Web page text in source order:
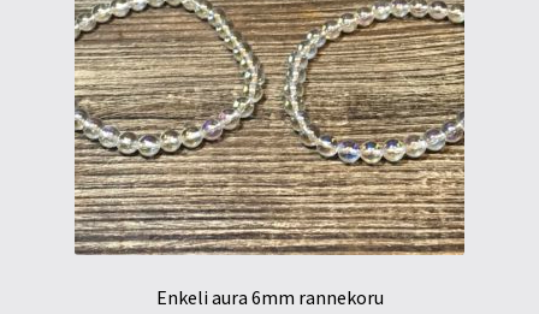
Enkeli aura 6mm rannekoru